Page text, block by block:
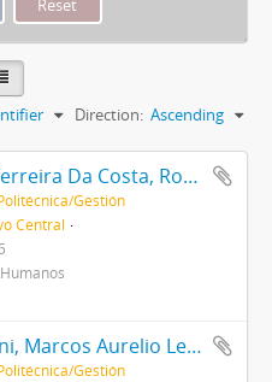
Direction: Ascending
Amarrilla de Ferreira Da Costa, Rosa Isabel
Gestión
Central
Banks Zapattini, Marcos Aurelio Leopoldo
Gestión